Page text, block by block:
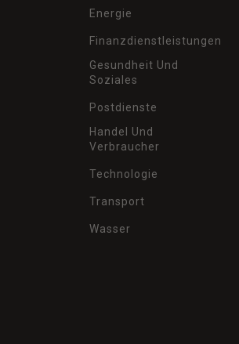
Energie
Finanzdienstleistungen
Gesundheit Und
Soziales
Postdienste
Handel Und
Verbraucher
Technologie
Transport
Wasser